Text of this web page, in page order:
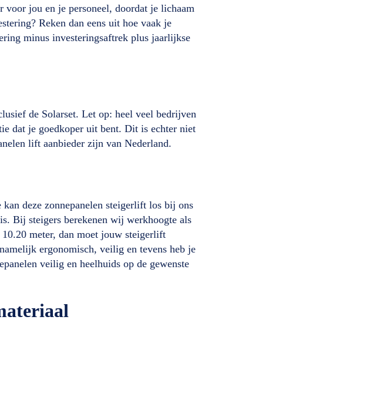
voor jou en je personeel, doordat je lichaam
Reken dan eens uit hoe vaak je
minus investeringsaftrek plus jaarlijkse
de Solarset. Let op: heel veel bedrijven
dat je goedkoper uit bent. Dit is echter niet
lift aanbieder zijn van Nederland.
deze zonnepanelen steigerlift los bij ons
Bij steigers berekenen wij werkhoogte als
meter, dan moet jouw steigerlift
ergonomisch, veilig en tevens heb je
veilig en heelhuids op de gewenste